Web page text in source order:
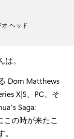
ヘッド
。
Dom Matthews
X|S、PC、そ
Saga:
この時が来たこ